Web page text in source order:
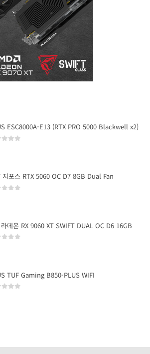
ESC8000A-E13 (RTX PRO 5000 Blackwell x2)
지포스 RTX 5060 OC D7 8GB Dual Fan
라데온 RX 9060 XT SWIFT DUAL OC D6 16GB
TUF Gaming B850-PLUS WIFI